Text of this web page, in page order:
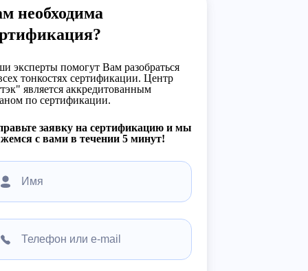
необходима
эксперты помогут Вам разобраться
тонкостях сертификации. Центр
является аккредитованным
по сертификации.
заявку на сертификацию и мы
с вами в течении 5 минут!